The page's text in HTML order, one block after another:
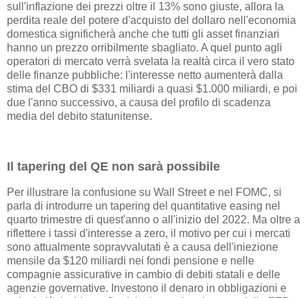
sull'inflazione dei prezzi oltre il 13% sono giuste, allora la
perdita reale del potere d'acquisto del dollaro nell'economia
domestica significherà anche che tutti gli asset finanziari
hanno un prezzo orribilmente sbagliato. A quel punto agli
operatori di mercato verrà svelata la realtà circa il vero stato
delle finanze pubbliche: l'interesse netto aumenterà dalla
stima del CBO di $331 miliardi a quasi $1.000 miliardi, e poi
due l'anno successivo, a causa del profilo di scadenza
media del debito statunitense.
Il tapering del QE non sarà possibile
Per illustrare la confusione su Wall Street e nel FOMC, si
parla di introdurre un tapering del quantitative easing nel
quarto trimestre di quest'anno o all'inizio del 2022. Ma oltre a
riflettere i tassi d'interesse a zero, il motivo per cui i mercati
sono attualmente sopravvalutati è a causa dell'iniezione
mensile da $120 miliardi nei fondi pensione e nelle
compagnie assicurative in cambio di debiti statali e delle
agenzie governative. Investono il denaro in obbligazioni e